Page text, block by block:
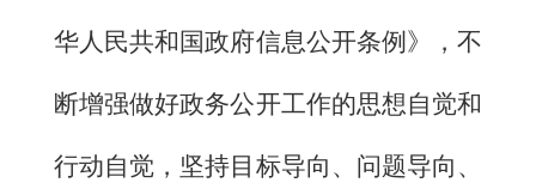
华人民共和国政府信息公开条例》，不
断增强做好政务公开工作的思想自觉和
行动自觉，坚持目标导向、问题导向、